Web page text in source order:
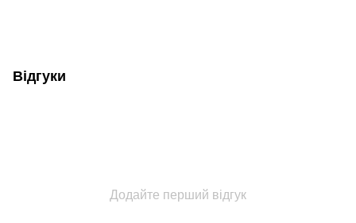
Відгуки
Додайте перший відгук